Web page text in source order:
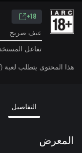
18+
عنف صريح
تفاعل
هذا المحتوى يتطلب
التفاصيل
المعرض